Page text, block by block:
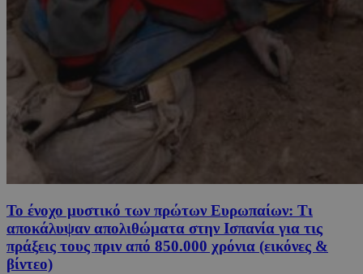
Το ένοχο μυστικό των πρώτων Ευρωπαίων: Τι
αποκάλυψαν απολιθώματα στην Ισπανία για τις
πράξεις τους πριν από 850.000 χρόνια (εικόνες &
βίντεο)